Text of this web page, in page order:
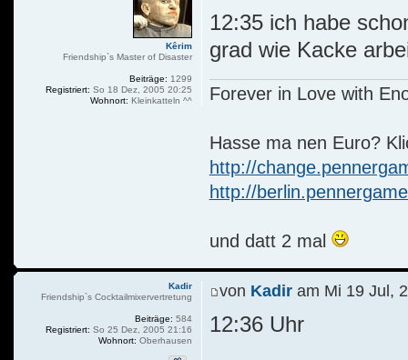
12:35 ich habe
grad wie Kacke
Forever in Love with
Hasse ma nen Euro?
http://
http://
und datt 2 mal
Kêrim
Friendship`s Master of Disaster
Beiträge: 1299
Registriert: So 18 Dez, 2005 20:25
Wohnort: Kleinkatteln ^^
von Kadiram Mi 19 Jul,
12:36 Uhr
Kadir
Friendship`s Cocktailmixervertretung
Beiträge: 584
Registriert: So 25 Dez, 2005 21:16
Wohnort: Oberhausen